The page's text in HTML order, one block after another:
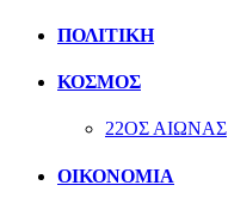
ΠΟΛΙΤΙΚΗ
ΚΟΣΜΟΣ
22ΟΣ ΑΙΩΝΑΣ
ΟΙΚΟΝΟΜΙΑ